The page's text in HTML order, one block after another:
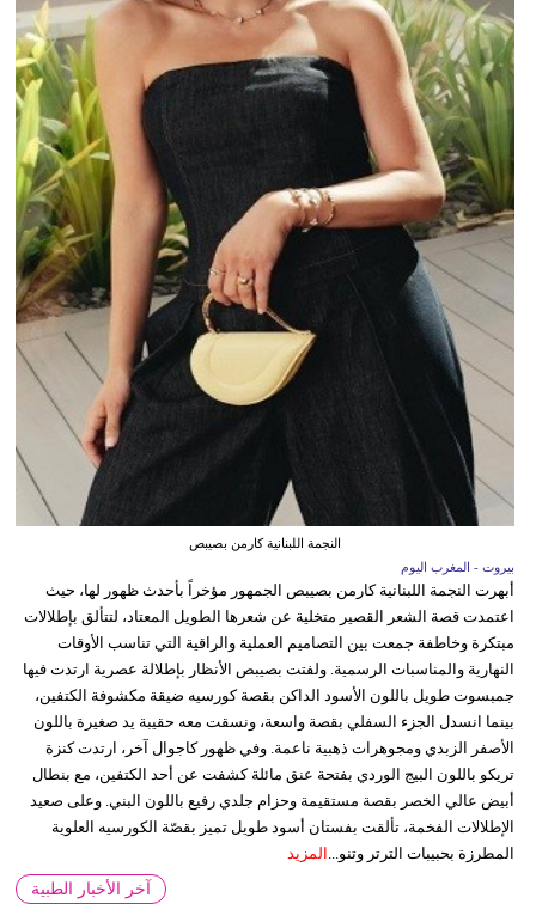
النجمة اللبنانية كارمن بصيبص
بيروت - المغرب اليوم
أبهرت النجمة اللبنانية كارمن بصيبص الجمهور مؤخراً بأحدث ظهور لها، حيث
اعتمدت قصة الشعر القصير متخلية عن شعرها الطويل المعتاد، لتتألق بإطلالات
مبتكرة وخاطفة جمعت بين التصاميم العملية والراقية التي تناسب الأوقات
النهارية والمناسبات الرسمية. ولفتت بصيبص الأنظار بإطلالة عصرية ارتدت فيها
جمبسوت طويل باللون الأسود الداكن بقصة كورسيه ضيقة مكشوفة الكتفين،
بينما انسدل الجزء السفلي بقصة واسعة، ونسقت معه حقيبة يد صغيرة باللون
الأصفر الزبدي ومجوهرات ذهبية ناعمة. وفي ظهور كاجوال آخر، ارتدت كنزة
تريكو باللون البيج الوردي بفتحة عنق مائلة كشفت عن أحد الكتفين، مع بنطال
أبيض عالي الخصر بقصة مستقيمة وحزام جلدي رفيع باللون البني. وعلى صعيد
الإطلالات الفخمة، تألقت بفستان أسود طويل تميز بقصّة الكورسيه العلوية
المطرزة بحبيبات الترتر وتنو...
المزيد
آخر الأخبار الطبية